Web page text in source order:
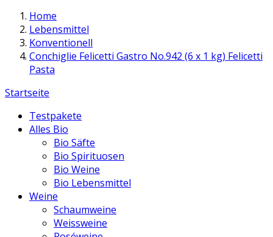
Home
Lebensmittel
Konventionell
Conchiglie Felicetti Gastro No.942 (6 x 1 kg) Felicetti
Pasta
Startseite
Testpakete
Alles Bio
Bio Säfte
Bio Spirituosen
Bio Weine
Bio Lebensmittel
Weine
Schaumweine
Weissweine